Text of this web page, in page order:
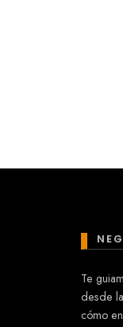
Te
desde
cómo